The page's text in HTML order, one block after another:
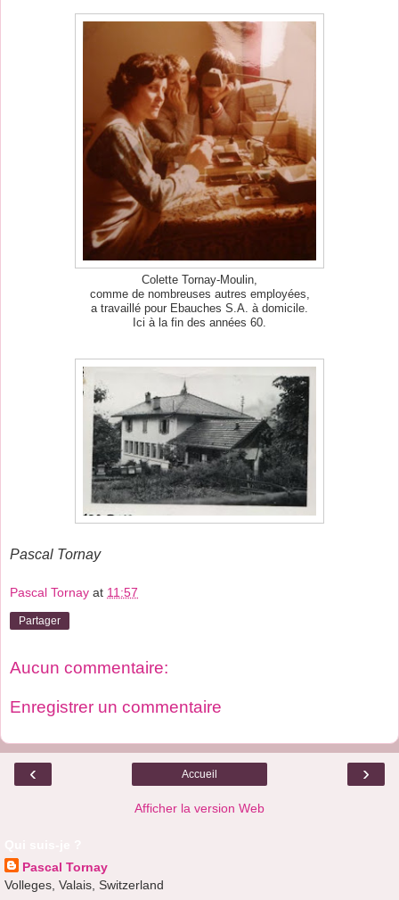
Colette Tornay-Moulin,
comme de nombreuses autres employées,
a travaillé pour Ebauches S.A. à domicile.
Ici à la fin des années 60.
Pascal Tornay
Pascal Tornay at 11:57
Partager
Aucun commentaire:
Enregistrer un commentaire
‹ ›
Accueil
Afficher la version Web
Pascal Tornay
Volleges, Valais, Switzerland